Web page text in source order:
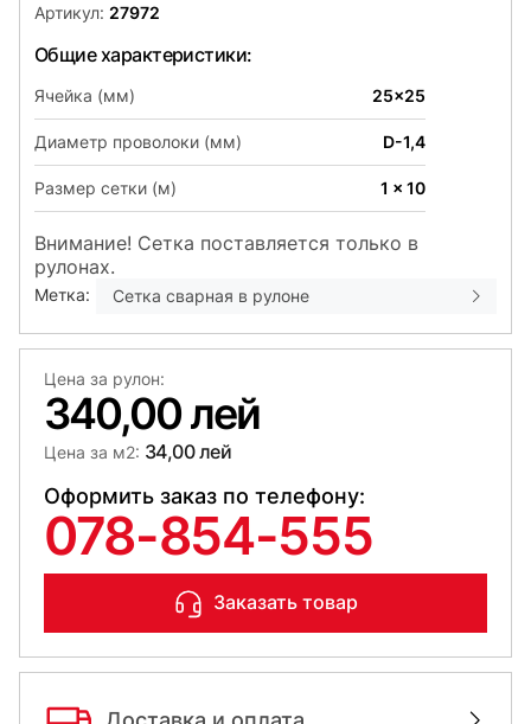
Артикул: 27972
Общие характеристики:
Ячейка (мм) 25x25
Диаметр проволоки (мм) D-1,4
Размер сетки (м) 1 x 10
Внимание! Сетка поставляется только в
рулонах.
Метка: Сетка сварная в рулоне
Цена за рулон:
340,00 лей
Цена за м2: 34,00 лей
Оформить заказ по телефону:
078-854-555
Заказать товар